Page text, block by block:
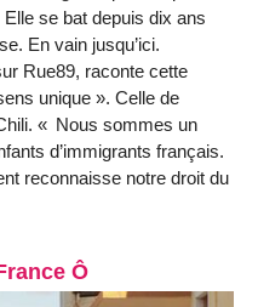
se bat depuis dix ans
En vain jusqu’ici.
Rue89, raconte cette
unique ». Celle de
« Nous sommes un
d’immigrants français.
reconnaisse notre droit du
Ô